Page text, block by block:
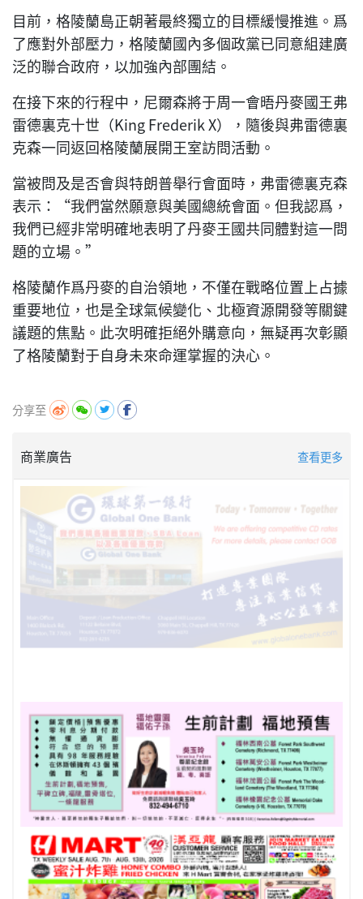
目前，格陵蘭島正朝著最終獨立的目標緩慢推進。爲
了應對外部壓力，格陵蘭國內多個政黨已同意組建廣
泛的聯合政府，以加強內部團結。
在接下來的行程中，尼爾森將于周一會晤丹麥國王弗
雷德裏克十世（King Frederik X），隨後與弗雷德裏
克森一同返回格陵蘭展開王室訪問活動。
當被問及是否會與特朗普舉行會面時，弗雷德裏克森
表示：“我們當然願意與美國總統會面。但我認爲，
我們已經非常明確地表明了丹麥王國共同體對這一問
題的立場。”
格陵蘭作爲丹麥的自治領地，不僅在戰略位置上占據
重要地位，也是全球氣候變化、北極資源開發等關鍵
議題的焦點。此次明確拒絕外購意向，無疑再次彰顯
了格陵蘭對于自身未來命運掌握的決心。
分享至
商業廣告 查看更多